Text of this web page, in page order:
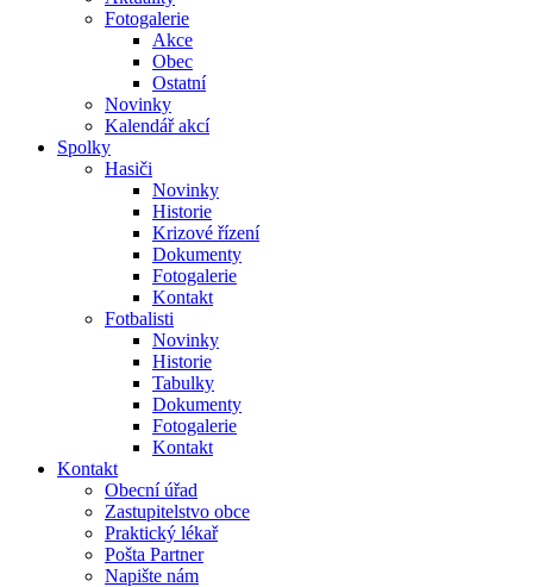
Fotogalerie
Akce
Obec
Ostatní
Novinky
Kalendář akcí
Spolky
Hasiči
Novinky
Historie
Krizové řízení
Dokumenty
Fotogalerie
Kontakt
Fotbalisti
Novinky
Historie
Tabulky
Dokumenty
Fotogalerie
Kontakt
Kontakt
Obecní úřad
Zastupitelstvo obce
Praktický lékař
Pošta Partner
Napište nám